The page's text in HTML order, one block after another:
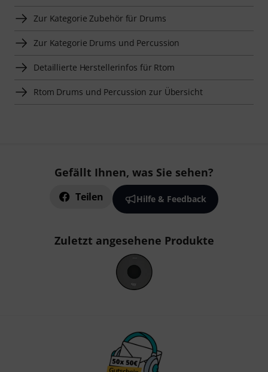
Zur Kategorie Zubehör für Drums
Zur Kategorie Drums und Percussion
Detaillierte Herstellerinfos für Rtom
Rtom Drums und Percussion zur Übersicht
Gefällt Ihnen, was Sie sehen?
Teilen Hilfe & Feedback
Zuletzt angesehene Produkte